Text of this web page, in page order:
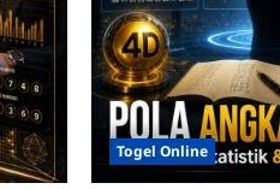
Togel Online